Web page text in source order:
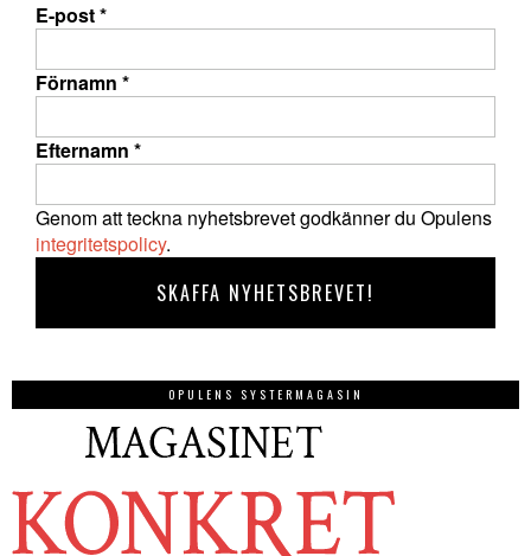
E-post*
Förnamn *
Efternamn *
Genom att teckna nyhetsbrevet godkänner du Opulens
integritetspolicy.
OPULENS SYSTERMAGASIN